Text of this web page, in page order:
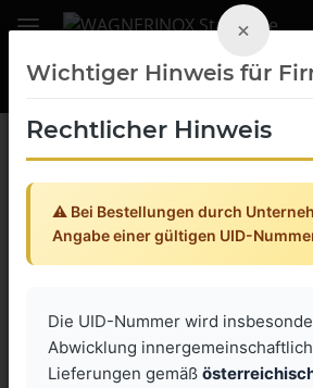
Zurück zur Liste Flügelschrauben
Wichtiger Hinweis für
×
Rechtlicher Hinweis
⚠️ Bei Bestellungen durch
Angabe einer gültigen UID-
Die UID-Nummer wird
Abwicklung
Lieferungen gemäß